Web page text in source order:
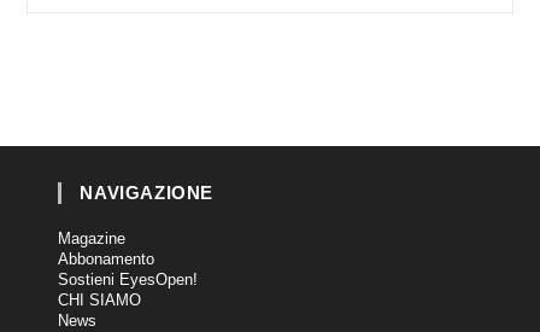
NAVIGAZIONE
Magazine
Abbonamento
Sostieni EyesOpen!
CHI SIAMO
News